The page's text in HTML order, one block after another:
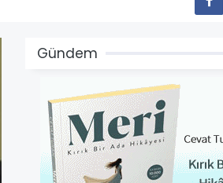
Gündem